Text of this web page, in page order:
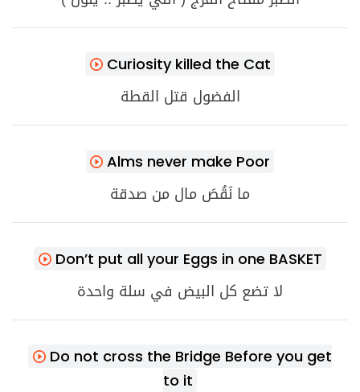
Curiosity killed the Cat
الفضول قتل القطة
Alms never make Poor
ما نَقُصَ مال من صدقة
Don’t put all your Eggs in one BASKET
لا تضع كل البيض في سلة واحدة
Do not cross the Bridge Before you get
to it